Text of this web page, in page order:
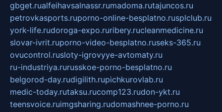
gbget.rualfeihavsalnassr.rumadoma.rutajuncos.ru
petrovkasports.ruporno-online-besplatno.rusplclub.ru
york-life.rudoroga-expo.ruribery.rucleanmedicine.ru
slovar-ivrit.ruporno-video-besplatno.ruseks-365.ru
ovucontrol.rusloty-igrovyye-avtomaty.ru
ru-industriya.rurusskoe-porno-besplatno.ru
belgorod-day.rudigilith.rupichkurovlab.ru
medic-today.rutaksu.rucomp123.rudon-ykt.ru
teensvoice.ruimgsharing.rudomashnee-porno.ru